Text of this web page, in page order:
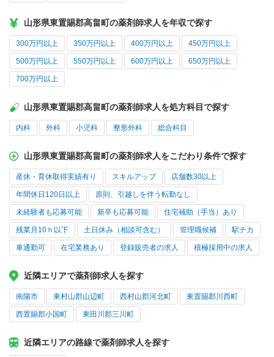
山形県東置賜郡高畠町の薬剤師求人を年収で探す
300万円以上 350万円以上 400万円以上 450万円以上
500万円以上 550万円以上 600万円以上 650万円以上
700万円以上
山形県東置賜郡高畠町の薬剤師求人を処方科目で探す
内科 外科 小児科 整形外科 総合科目
山形県東置賜郡高畠町の薬剤師求人をこだわり条件で探す
産休・育休取得実績有り スキルアップ 店舗数30以上
年間休日120日以上 原則、引越しを伴う転勤なし
未経験者も応募可能 新卒も応募可能 住宅補助（手当）あり
残業月10ｈ以下 土日休み（相談可含む） 管理職候補 駅チカ
車通勤可 在宅業務あり 登録販売者の求人 積極採用中の求人
近隣エリアで薬剤師求人を探す
南陽市 東村山郡山辺町 西村山郡河北町 東置賜郡川西町
西置賜郡小国町 東田川郡三川町
近隣エリアの路線で薬剤師求人を探す